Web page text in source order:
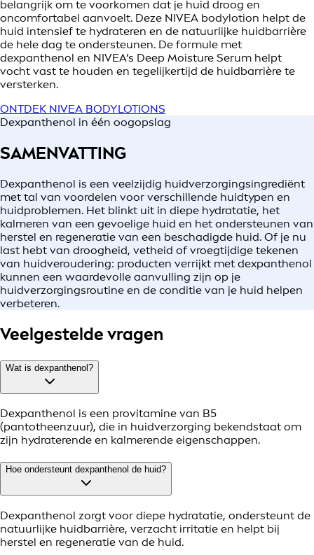
belangrijk om te voorkomen dat je huid droog en
oncomfortabel aanvoelt. Deze NIVEA bodylotion helpt de
huid intensief te hydrateren en de natuurlijke huidbarrière
de hele dag te ondersteunen. De formule met
dexpanthenol en NIVEA’s Deep Moisture Serum helpt
vocht vast te houden en tegelijkertijd de huidbarrière te
versterken.
ONTDEK NIVEA BODYLOTIONS
Dexpanthenol in één oogopslag
SAMENVATTING
Dexpanthenol is een veelzijdig huidverzorgingsingrediënt
met tal van voordelen voor verschillende huidtypen en
huidproblemen. Het blinkt uit in diepe hydratatie, het
kalmeren van een gevoelige huid en het ondersteunen van
herstel en regeneratie van een beschadigde huid. Of je nu
last hebt van droogheid, vetheid of vroegtijdige tekenen
van huidveroudering: producten verrijkt met dexpanthenol
kunnen een waardevolle aanvulling zijn op je
huidverzorgingsroutine en de conditie van je huid helpen
verbeteren.
Veelgestelde vragen
Wat is dexpanthenol?
Dexpanthenol is een provitamine van B5
(pantotheenzuur), die in huidverzorging bekendstaat om
zijn hydraterende en kalmerende eigenschappen.
Hoe ondersteunt dexpanthenol de huid?
Dexpanthenol zorgt voor diepe hydratatie, ondersteunt de
natuurlijke huidbarrière, verzacht irritatie en helpt bij
herstel en regeneratie van de huid.